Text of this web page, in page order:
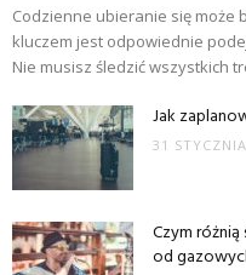
Codzienne ubieranie się może
kluczem jest odpowiednie
Nie musisz śledzić wszystkich
Jak
31
Czym
od